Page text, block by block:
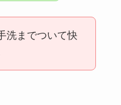
洗までついて快